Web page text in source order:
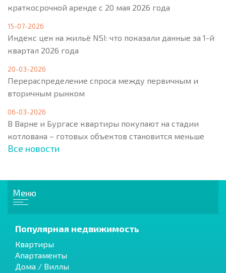
краткосрочной аренде с 20 мая 2026 года
15-07-2026
Индекс цен на жильё NSI: что показали данные за 1-й
квартал 2026 года
20-03-2026
Перераспределение спроса между первичным и
вторичным рынком
06-03-2026
В Варне и Бургасе квартиры покупают на стадии
котлована – готовых объектов становится меньше
Все новости
Меню
Популярная недвижимость
Квартиры
Апартаменты
Дома / Виллы